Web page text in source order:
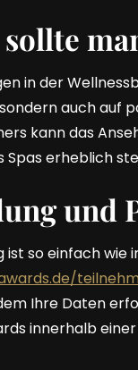
in der
auch auf
kann das
Spas erheblich
und
ist so einfach wie
Ihre Daten
innerhalb